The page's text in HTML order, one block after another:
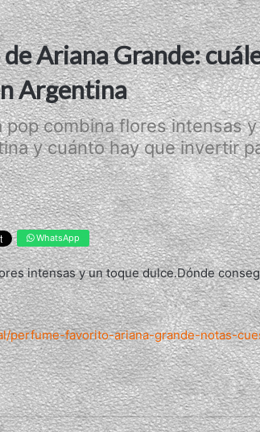
Ariana Grande:
Argentina
pop combina flores intensas
y cuánto hay que invertir
WhatsApp
intensas y un toque dulce.Dónde
perfume-favorito-ariana-grande-notas-